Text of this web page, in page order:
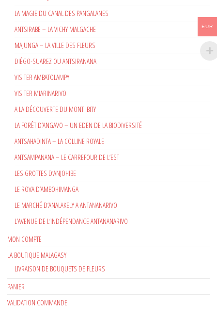
LA MAGIE DU CANAL DES PANGALANES
ANTSIRABE – LA VICHY MALGACHE
MAJUNGA – LA VILLE DES FLEURS
DIÉGO-SUAREZ OU ANTSIRANANA
VISITER AMBATOLAMPY
VISITER MIARINARIVO
A LA DÉCOUVERTE DU MONT IBITY
LA FORÊT D’ANGAVO – UN EDEN DE LA BIODIVERSITÉ
ANTSAHADINTA – LA COLLINE ROYALE
ANTSAMPANANA – LE CARREFOUR DE L’EST
LES GROTTES D’ANJOHIBE
LE ROVA D’AMBOHIMANGA
LE MARCHÉ D’ANALAKELY A ANTANANARIVO
L’AVENUE DE L’INDÉPENDANCE ANTANANARIVO
MON COMPTE
LA BOUTIQUE MALAGASY
LIVRAISON DE BOUQUETS DE FLEURS
PANIER
VALIDATION COMMANDE
EUR